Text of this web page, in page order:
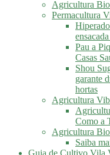
Agricultura
Permacultura
Pau a
Casas
Shou
garante
hortas
Agricultura
Como a
Agricultura
Saiba
Guia de Cultivo Vila